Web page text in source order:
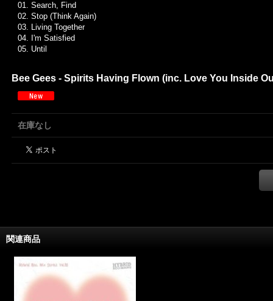
01. Search, Find
02. Stop (Think Again)
03. Living Together
04. I'm Satisfied
05. Until
Bee Gees - Spirits Having Flown (inc. Love You Inside
在庫なし
関連商品